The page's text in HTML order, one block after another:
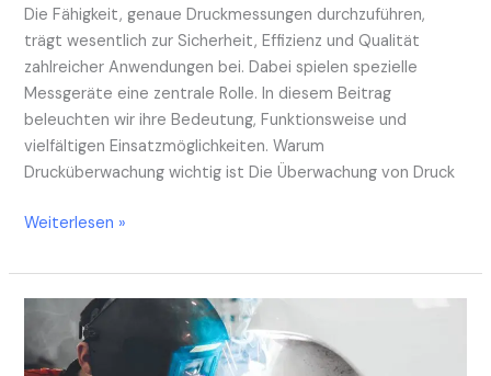
Die Fähigkeit, genaue Druckmessungen durchzuführen,
trägt wesentlich zur Sicherheit, Effizienz und Qualität
zahlreicher Anwendungen bei. Dabei spielen spezielle
Messgeräte eine zentrale Rolle. In diesem Beitrag
beleuchten wir ihre Bedeutung, Funktionsweise und
vielfältigen Einsatzmöglichkeiten. Warum
Drucküberwachung wichtig ist Die Überwachung von Druck
Weiterlesen »
Sicherheitsstandards
-